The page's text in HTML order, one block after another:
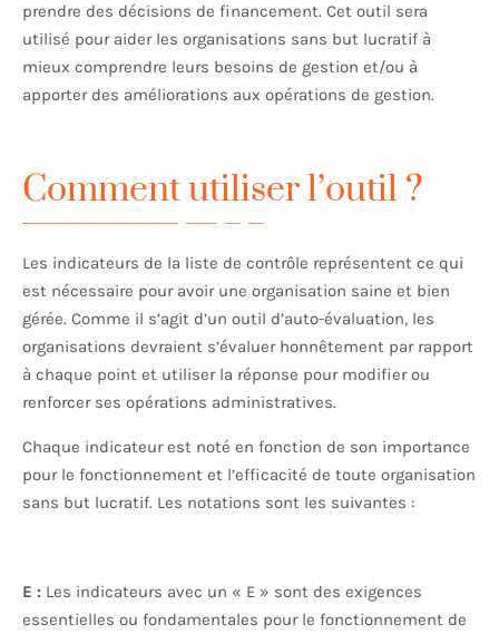
prendre des décisions de financement. Cet outil sera
utilisé pour aider les organisations sans but lucratif à
mieux comprendre leurs besoins de gestion et/ou à
apporter des améliorations aux opérations de gestion.
Comment utiliser l’outil ?
Les indicateurs de la liste de contrôle représentent ce qui
est nécessaire pour avoir une organisation saine et bien
gérée. Comme il s’agit d’un outil d’auto-évaluation, les
organisations devraient s’évaluer honnêtement par rapport
à chaque point et utiliser la réponse pour modifier ou
renforcer ses opérations administratives.
Chaque indicateur est noté en fonction de son importance
pour le fonctionnement et l’efficacité de toute organisation
sans but lucratif. Les notations sont les suivantes :
E : Les indicateurs avec un « E » sont des exigences
essentielles ou fondamentales pour le fonctionnement de